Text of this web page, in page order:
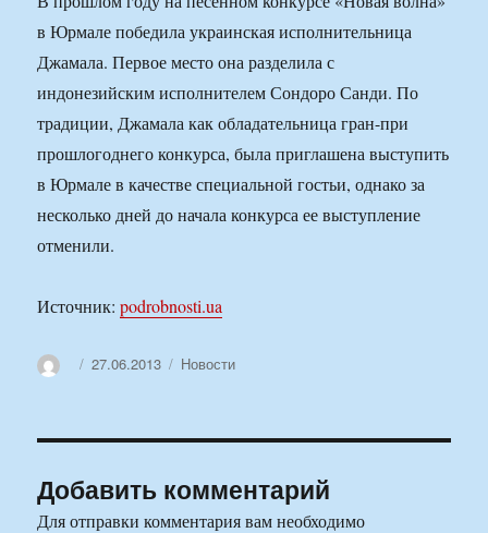
в Юрмале победила украинская исполнительница
Джамала. Первое место она разделила с
индонезийским исполнителем Сондоро Санди. По
традиции, Джамала как обладательница гран-при
прошлогоднего конкурса, была приглашена выступить
в Юрмале в качестве специальной гостьи, однако за
несколько дней до начала конкурса ее выступление
отменили.
Источник:podrobnosti.ua
АвторОпубликовано
27.06.2013 Рубрики
Новости
Добавить комментарий
Для отправки комментария вам необходимо